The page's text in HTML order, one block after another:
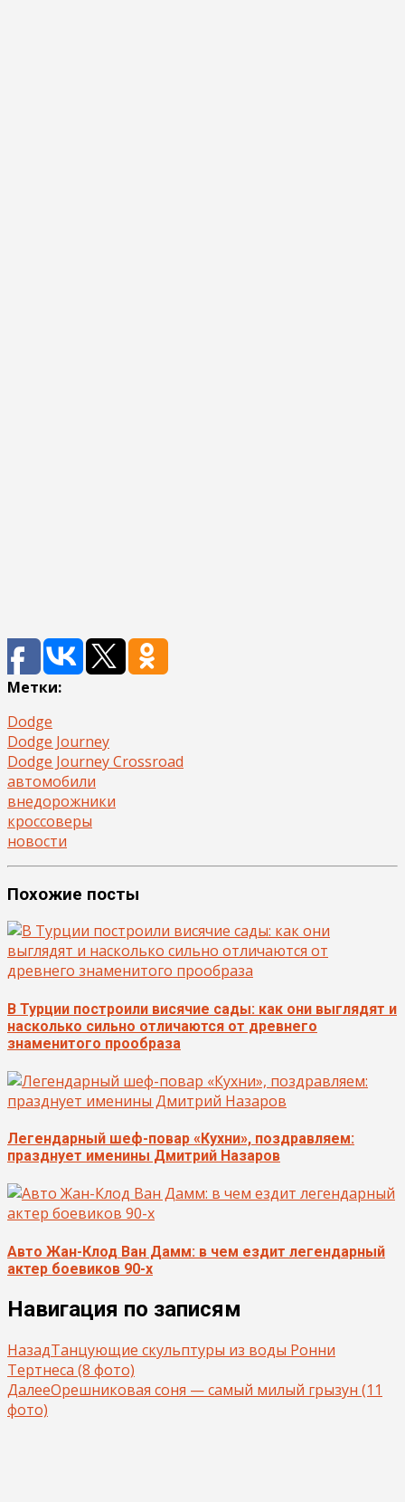
Метки:
Dodge
Dodge Journey
Dodge Journey Crossroad
автомобили
внедорожники
кроссоверы
новости
Похожие посты
В Турции построили висячие сады: как они выглядят и
насколько сильно отличаются от древнего
знаменитого прообраза
Легендарный шеф-повар «Кухни», поздравляем:
празднует именины Дмитрий Назаров
Авто Жан-Клод Ван Дамм: в чем ездит легендарный
актер боевиков 90-х
Навигация по записям
НазадТанцующие скульптуры из воды Ронни
Тертнеса (8 фото)
ДалееОрешниковая соня — самый милый грызун (11
фото)